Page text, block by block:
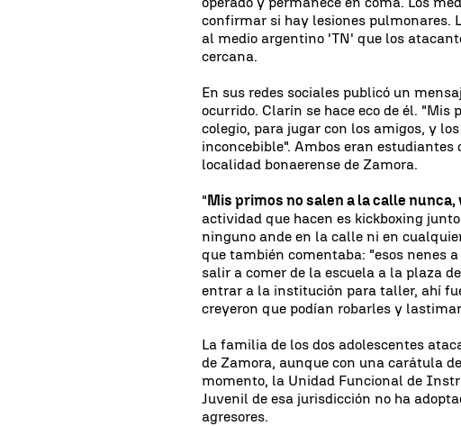
confirmar si hay lesiones pulmonares.
al medio argentino 'TN' que los
cercana.
En sus redes sociales publicó un
ocurrido. Clarín se hace eco de él.
colegio, para jugar con los amigos, y
inconcebible". Ambos eran estudiantes
localidad bonaerense de Zamora.
"Mis primos no salen a la calle nunca,
actividad que hacen es kickboxing
ninguno ande en la calle ni en
que también comentaba: "esos nenes
salir a comer de la escuela a la plaza
entrar a la institución para taller, ahí
creyeron que podían robarles y
La familia de los dos adolescentes
de Zamora, aunque con una carátula
momento, la Unidad Funcional de
Juvenil de esa jurisdicción no ha
agresores.